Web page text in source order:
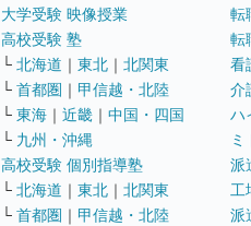
大学受験 映像授業
高校受験 塾
└ 北海道 ｜ 東北 ｜ 北関東
└ 首都圏 ｜ 甲信越・北陸
└ 東海 ｜ 近畿 ｜ 中国・四国
└ 九州・沖縄
高校受験 個別指導塾
└ 北海道 ｜ 東北 ｜ 北関東
└ 首都圏 ｜ 甲信越・北陸
転
転
看
介
ハ
派
工
派